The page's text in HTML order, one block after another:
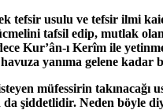
tefsir usulu ve tefsir ilmi
tafsil edip, mutlak
Kur’ân-ı Kerîm ile
yanıma gelene
müfessirin
şiddetlidir. Neden böyle